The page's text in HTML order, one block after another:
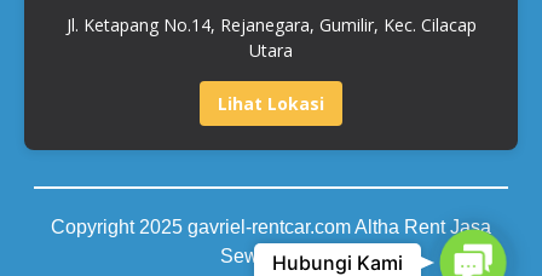
Jl. Ketapang No.14, Rejanegara, Gumilir, Kec. Cilacap
Utara
Lihat Lokasi
Copyright 2025 gavriel-rentcar.com Altha Rent Jasa
Sewa MobilHubungi Kami